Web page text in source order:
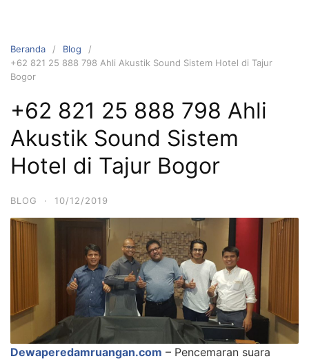
Beranda
Blog
+62 821 25 888 798 Ahli Akustik Sound Sistem Hotel di Tajur
Bogor
+62 821 25 888 798 Ahli
Akustik Sound Sistem
Hotel di Tajur Bogor
BLOG · 10/12/2019
Dewaperedamruangan.com – Pencemaran suara